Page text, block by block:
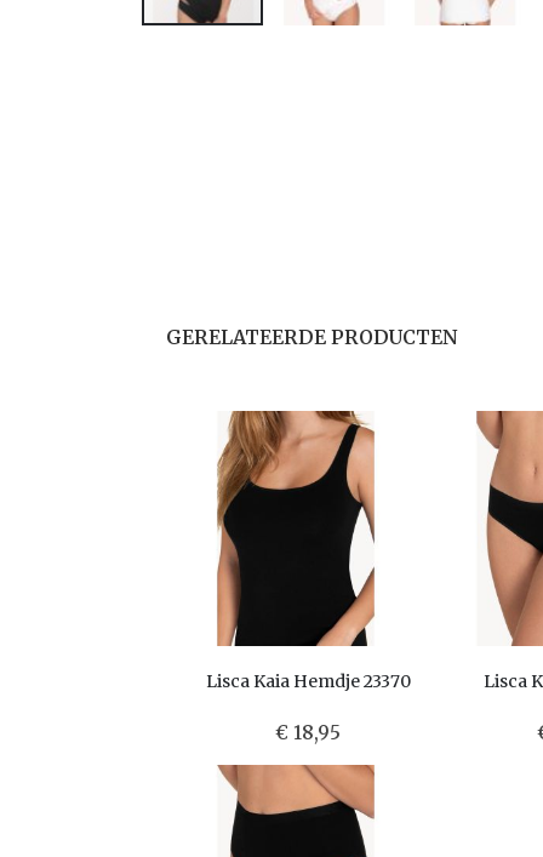
GERELATEERDE PRODUCTEN
Lisca Kaia Hemdje 23370
€ 18,95
Lisca